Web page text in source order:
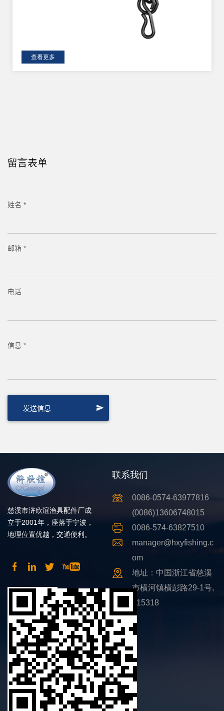
留言表单
姓名 *
邮箱 *
电话
信息 *
慈溪市浒欣谊渔具配件厂成
立于2001年，座落于宁波，
地理位置优越，交通便利。
联系我们
0086-0574-63977816
(0086)13606748015
0086-574-63827510
manager@hxyfishing.c
om
地址：中国浙江省慈溪
市横河镇横彭路29-1号,
315318